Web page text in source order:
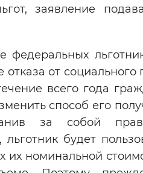
заявление
отказа от социального
всего года
способ его
за собой
будет
их номинальной